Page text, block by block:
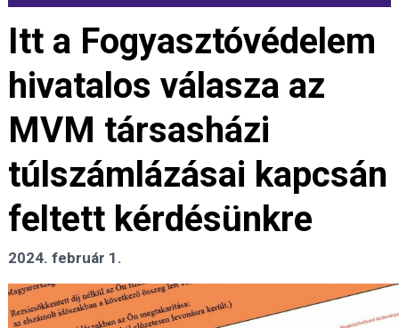
Itt a Fogyasztóvédelem
hivatalos válasza az
MVM társasházi
túlszámlázásai kapcsán
feltett kérdésünkre
2024. február 1.